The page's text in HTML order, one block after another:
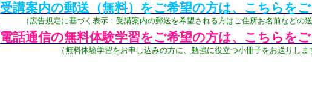
受講案内の郵送（無料）をご希望の方は、こちらをご
（広告規定に基づく表示：受講案内の郵送を希望される方はご住所お名前などの
電話通信の無料体験学習をご希望の方は、こちらをご
（無料体験学習をお申し込みの方に、勉強に役立つ小冊子をお送りしま